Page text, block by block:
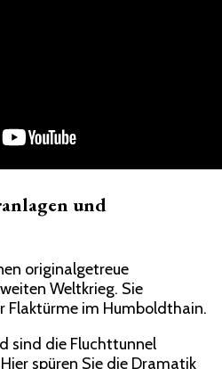
und
originalgetreue
Weltkrieg. Sie
Flaktürme im Humboldthain.
sind die Fluchttunnel
spüren Sie die Dramatik